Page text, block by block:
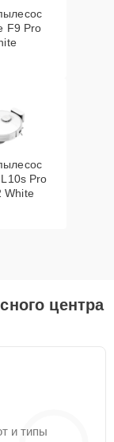
F9 Pro
Pro
White
центра
и типы